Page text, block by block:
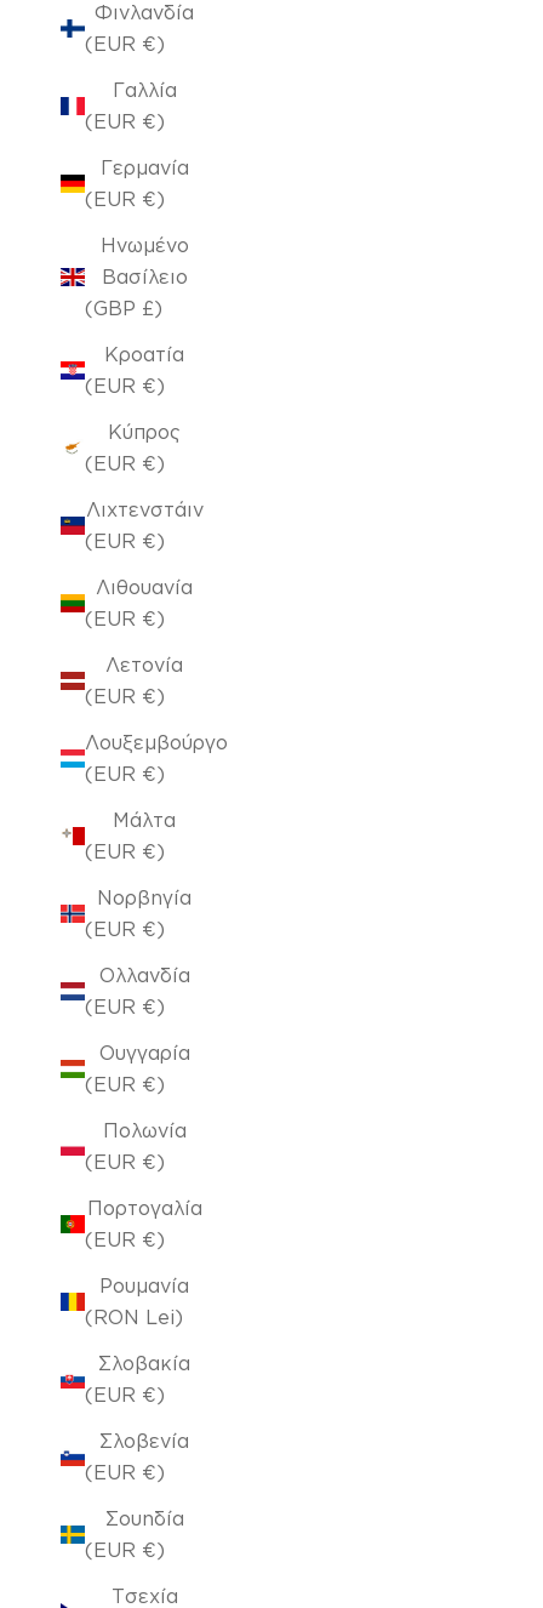
Φινλανδία
(EUR €)
Γαλλία
(EUR €)
Γερμανία
(EUR €)
Ηνωμένο
Βασίλειο
(GBP £)
Κροατία
(EUR €)
Κύπρος
(EUR €)
Λιχτενστάιν
(EUR €)
Λιθουανία
(EUR €)
Λετονία
(EUR €)
Λουξεμβούργο
(EUR €)
Μάλτα
(EUR €)
Νορβηγία
(EUR €)
Ολλανδία
(EUR €)
Ουγγαρία
(EUR €)
Πολωνία
(EUR €)
Πορτογαλία
(EUR €)
Ρουμανία
(RON Lei)
Σλοβακία
(EUR €)
Σλοβενία
(EUR €)
Σουηδία
(EUR €)
Τσεχία